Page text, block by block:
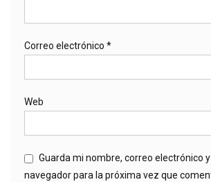
Correo electrónico *
Web
Guarda mi nombre, correo electrónico
navegador para la próxima vez que